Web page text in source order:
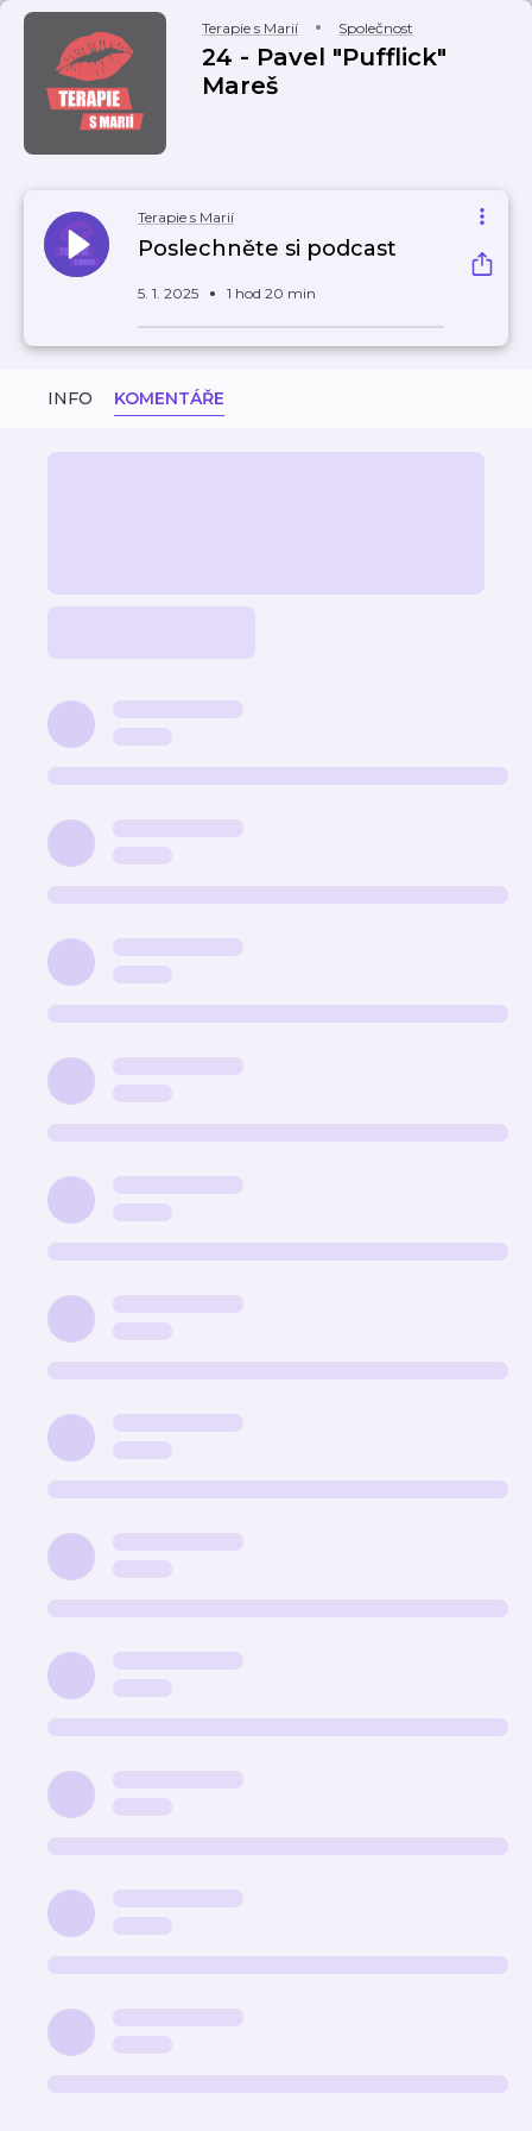
Terapie s Marií Společnost
24 - Pavel "Pufflick"
Mareš
Terapie s Marií
Poslechněte si podcast
5. 1. 2025 1 hod 20 min
INFO KOMENTÁŘE